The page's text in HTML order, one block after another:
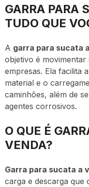
GARRA PARA
TUDO QUE
A garra para sucata
objetivo é movimentar
empresas. Ela facilita
material e o
caminhões, além de
agentes corrosivos.
O QUE É
VENDA?
Garra para sucata a
carga e descarga